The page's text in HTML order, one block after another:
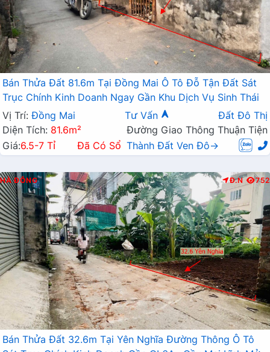
Bán Thửa Đất 81.6m Tại Đồng Mai Ô Tô Đỗ Tận Đất Sát
Trục Chính Kinh Doanh Ngay Gần Khu Dịch Vụ Sinh Thái
Vị Trí: Đồng Mai Tư Vấn
Đất Đô Thị
Diện Tích: 81.6m²
Đường Giao Thông Thuận Tiện
Giá:6.5-7 Tỉ Đã Có Sổ Thành Đất Ven Đô→
HÀ ĐÔNG Đ.N 752
Bán Thửa Đất 32.6m Tại Yên Nghĩa Đường Thông Ô Tô